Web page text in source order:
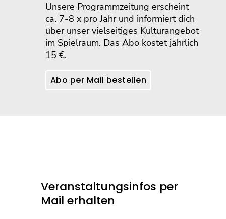
Unsere Programmzeitung erscheint
ca. 7-8 x pro Jahr und informiert dich
über unser vielseitiges Kulturangebot
im Spielraum. Das Abo kostet jährlich
15 €.
Abo per Mail bestellen
Veranstaltungsinfos per
Mail erhalten